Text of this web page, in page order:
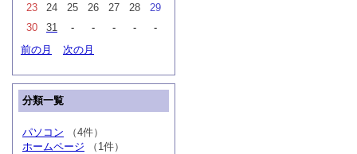
23
24 25 26 27 28
29
30
31 - - - -
-
前の月
次の月
分類一覧
パソコン （4件）
ホームページ （1件）